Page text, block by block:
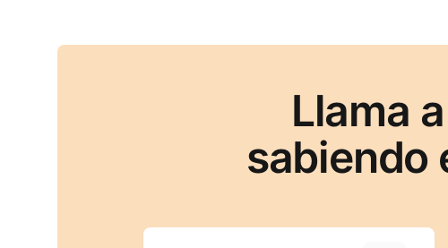
Llama
sabiendo